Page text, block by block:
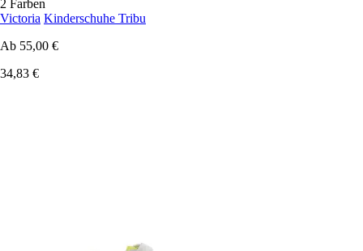
2 Farben
Victoria Kinderschuhe Tribu
Ab 55,00 €
34,83 €